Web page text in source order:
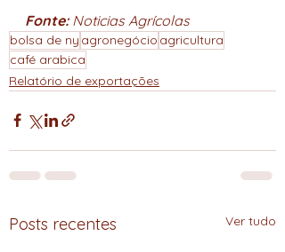
Fonte: Noticias Agrícolas
bolsa de ny agronegócio agricultura
café arabica
Relatório de exportações
Posts recentes Ver tudo